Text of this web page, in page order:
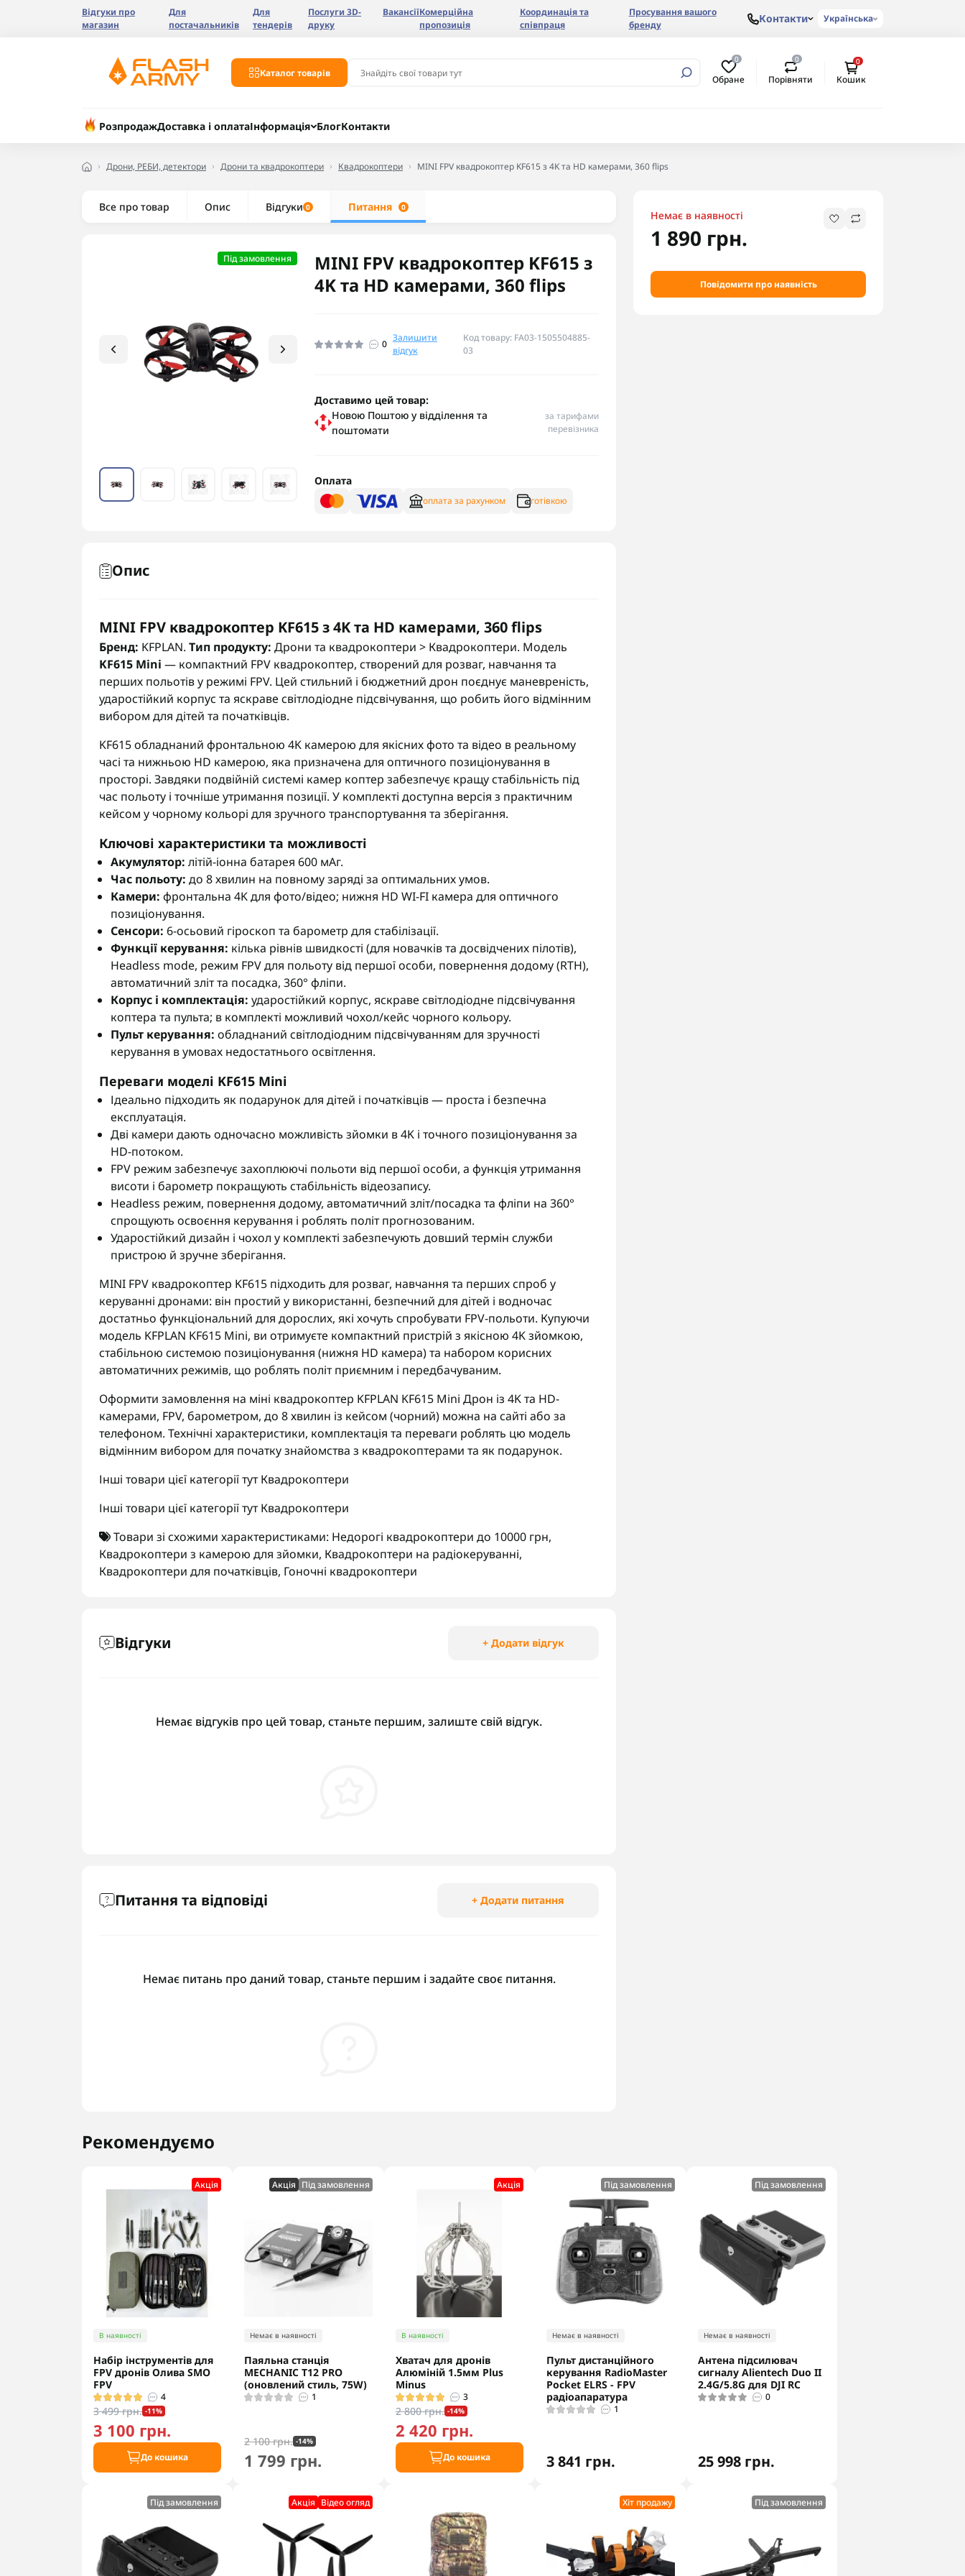
Відгуки про
магазин
Для
постачальників
Для
тендерів
Послуги 3D-
друку
ВакансіїКомерційна
пропозиція
Координація та
співпраця
Просування вашого
бренду
Контакти Українська
Каталог товарів
0
Обране
0
Порівняти
0
Кошик
РозпродажДоставка і оплатаІнформація БлогКонтакти
Дрони, РЕБИ, детектори Дрони та квадрокоптери Квадрокоптери MINI FPV квадрокоптер KF615 з 4K та HD камерами, 360 flips
Все про товар Опис Відгуки 0 Питання 0
Під замовлення
MINI FPV квадрокоптер KF615 з
4K та HD камерами, 360 flips
0
Залишити
відгук
Код товару: FA03-1505504885-
03
Немає в наявності
1 890 грн.
Повідомити про наявність
Доставимо цей товар:
Новою Поштою у відділення та
поштомати
за тарифами
перевізника
Оплата
оплата за рахунком готівкою
Опис
MINI FPV квадрокоптер KF615 з 4K та HD камерами, 360 flips
Бренд: KFPLAN. Тип продукту: Дрони та квадрокоптери > Квадрокоптери. Модель
KF615 Mini — компактний FPV квадрокоптер, створений для розваг, навчання та
перших польотів у режимі FPV. Цей стильний і бюджетний дрон поєднує маневреність,
ударостійкий корпус та яскраве світлодіодне підсвічування, що робить його відмінним
вибором для дітей та початківців.
KF615 обладнаний фронтальною 4K камерою для якісних фото та відео в реальному
часі та нижньою HD камерою, яка призначена для оптичного позиціонування в
просторі. Завдяки подвійній системі камер коптер забезпечує кращу стабільність під
час польоту і точніше утримання позиції. У комплекті доступна версія з практичним
кейсом у чорному кольорі для зручного транспортування та зберігання.
Ключові характеристики та можливості
Акумулятор: літій-іонна батарея 600 мАг.
Час польоту: до 8 хвилин на повному заряді за оптимальних умов.
Камери: фронтальна 4K для фото/відео; нижня HD WI-FI камера для оптичного
позиціонування.
Сенсори: 6-осьовий гіроскоп та барометр для стабілізації.
Функції керування: кілька рівнів швидкості (для новачків та досвідчених пілотів),
Headless mode, режим FPV для польоту від першої особи, повернення додому (RTH),
автоматичний зліт та посадка, 360° фліпи.
Корпус і комплектація: ударостійкий корпус, яскраве світлодіодне підсвічування
коптера та пульта; в комплекті можливий чохол/кейc чорного кольору.
Пульт керування: обладнаний світлодіодним підсвічуванням для зручності
керування в умовах недостатнього освітлення.
Переваги моделі KF615 Mini
Ідеально підходить як подарунок для дітей і початківців — проста і безпечна
експлуатація.
Дві камери дають одночасно можливість зйомки в 4K і точного позиціонування за
HD-потоком.
FPV режим забезпечує захоплюючі польоти від першої особи, а функція утримання
висоти і барометр покращують стабільність відеозапису.
Headless режим, повернення додому, автоматичний зліт/посадка та фліпи на 360°
спрощують освоєння керування і роблять політ прогнозованим.
Ударостійкий дизайн і чохол у комплекті забезпечують довший термін служби
пристрою й зручне зберігання.
MINI FPV квадрокоптер KF615 підходить для розваг, навчання та перших спроб у
керуванні дронами: він простий у використанні, безпечний для дітей і водночас
достатньо функціональний для дорослих, які хочуть спробувати FPV-польоти. Купуючи
модель KFPLAN KF615 Mini, ви отримуєте компактний пристрій з якісною 4K зйомкою,
стабільною системою позиціонування (нижня HD камера) та набором корисних
автоматичних режимів, що роблять політ приємним і передбачуваним.
Оформити замовлення на міні квадрокоптер KFPLAN KF615 Mini Дрон із 4K та HD-
камерами, FPV, барометром, до 8 хвилин із кейсом (чорний) можна на сайті або за
телефоном. Технічні характеристики, комплектація та переваги роблять цю модель
відмінним вибором для початку знайомства з квадрокоптерами та як подарунок.
Інші товари цієї категорії тутКвадрокоптери
Інші товари цієї категорії тутКвадрокоптери
Товари зі схожими характеристиками: Недорогі квадрокоптери до 10000 грн,
Квадрокоптери з камерою для зйомки, Квадрокоптери на радіокеруванні,
Квадрокоптери для початківців, Гоночні квадрокоптери
Відгуки + Додати відгук
Немає відгуків про цей товар, станьте першим, залиште свій відгук.
Питання та відповіді + Додати питання
Немає питань про даний товар, станьте першим і задайте своє питання.
Рекомендуємо
Акцiя
В наявності
Набір інструментів для
FPV дронів Олива SMO
FPV
4
3 499 грн. -11%
3 100 грн.
До кошика
Акцiя Під замовлення
Немає в наявності
Паяльна станція
MECHANIC T12 PRO
(оновлений стиль, 75W)
1
2 100 грн. -14%
1 799 грн.
Акцiя
В наявності
Хватач для дронів
Алюміній 1.5мм Plus
Minus
3
2 800 грн. -14%
2 420 грн.
До кошика
Під замовлення
Немає в наявності
Пульт дистанційного
керування RadioMaster
Pocket ELRS - FPV
радіоапаратура
1
3 841 грн.
Під замовлення
Немає в наявності
Антена підсилювач
сигналу Alientech Duo II
2.4G/5.8G для DJI RC
0
25 998 грн.
Під замовлення Акцiя Відео огляд Хіт продажу Під замовлення